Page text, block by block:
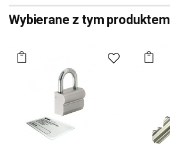
Wybierane z tym produktem